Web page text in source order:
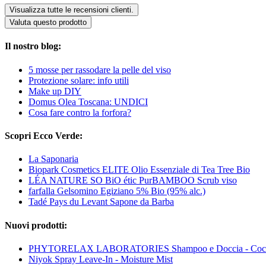
Visualizza tutte le recensioni clienti.
Valuta questo prodotto
Il nostro blog:
5 mosse per rassodare la pelle del viso
Protezione solare: info utili
Make up DIY
Domus Olea Toscana: UNDICI
Cosa fare contro la forfora?
Scopri Ecco Verde:
La Saponaria
Biopark Cosmetics ELITE Olio Essenziale di Tea Tree Bio
LÉA NATURE SO BiO étic PurBAMBOO Scrub viso
farfalla Gelsomino Egiziano 5% Bio (95% alc.)
Tadé Pays du Levant Sapone da Barba
Nuovi prodotti:
PHYTORELAX LABORATORIES Shampoo e Doccia -
Niyok Spray Leave-In - Moisture Mist